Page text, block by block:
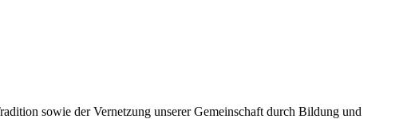
sowie der Vernetzung unserer Gemeinschaft durch Bildung und